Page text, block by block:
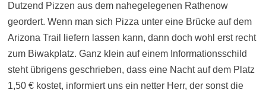
Dutzend Pizzen aus dem nahegelegenen Rathenow
geordert. Wenn man sich Pizza unter eine Brücke auf dem
Arizona Trail liefern lassen kann, dann doch wohl erst recht
zum Biwakplatz. Ganz klein auf einem Informationsschild
steht übrigens geschrieben, dass eine Nacht auf dem Platz
1,50 € kostet, informiert uns ein netter Herr, der sonst die